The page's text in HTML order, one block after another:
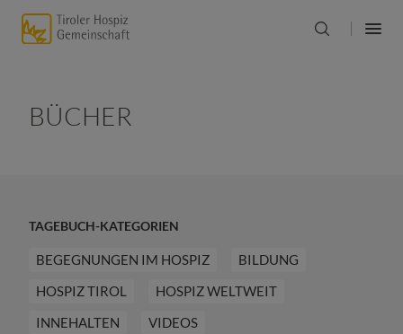
BÜCHER
TAGEBUCH-KATEGORIEN
BEGEGNUNGEN IM HOSPIZ
BILDUNG
HOSPIZ TIROL
HOSPIZ WELTWEIT
INNEHALTEN
VIDEOS